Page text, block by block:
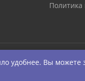
удобнее. Вы можете